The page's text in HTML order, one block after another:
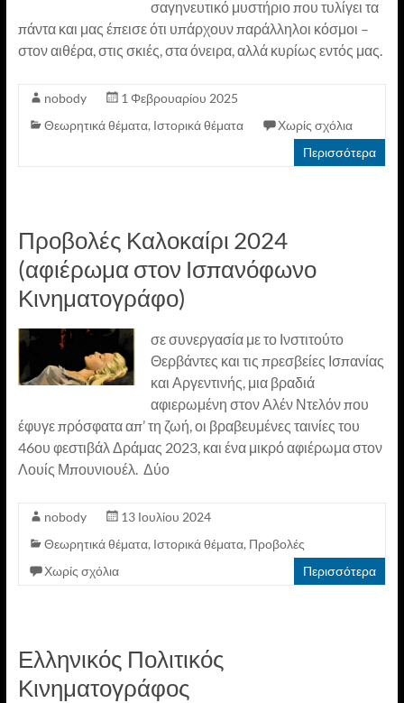
σαγηνευτικό μυστήριο που τυλίγει τα
πάντα και μας έπεισε ότι υπάρχουν παράλληλοι κόσμοι –
στον αιθέρα, στις σκιές, στα όνειρα, αλλά κυρίως εντός μας.
nobody
1 Φεβρουαρίου 2025
Θεωρητικά θέματα, Ιστορικά θέματα
Χωρίς σχόλια
Περισσότερα
Προβολές Καλοκαίρι 2024
(αφιέρωμα στον Ισπανόφωνο
Κινηματογράφο)
σε συνεργασία με το Ινστιτούτο
Θερβάντες και τις πρεσβείες Ισπανίας
και Αργεντινής, μια βραδιά
αφιερωμένη στον Αλέν Ντελόν που
έφυγε πρόσφατα απ’ τη ζωή, οι βραβευμένες ταινίες του
46ου φεστιβάλ Δράμας 2023, και ένα μικρό αφιέρωμα στον
Λουίς Μπουνιουέλ. Δύο
nobody
13 Ιουλίου 2024
Θεωρητικά θέματα, Ιστορικά θέματα, Προβολές
Χωρίς σχόλια
Περισσότερα
Ελληνικός Πολιτικός
Κινηματογράφος